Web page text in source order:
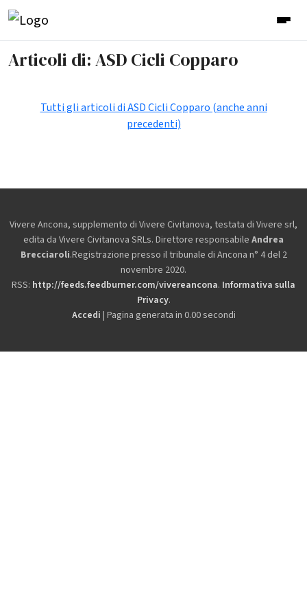
Articoli di: ASD Cicli Copparo
Tutti gli articoli di ASD Cicli Copparo (anche anni
precedenti)
Vivere Ancona, supplemento di Vivere Civitanova, testata di Vivere srl,
edita da Vivere Civitanova SRLs. Direttore responsabile Andrea
Brecciaroli.Registrazione presso il tribunale di Ancona n° 4 del 2
novembre 2020.
RSS: http://feeds.feedburner.com/vivereancona. Informativa sulla
Privacy.
Accedi | Pagina generata in 0.00 secondi